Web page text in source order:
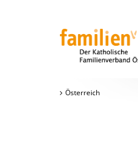
Österreich